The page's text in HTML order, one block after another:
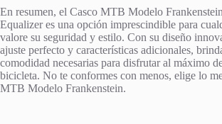
En resumen, el Casco MTB Modelo
Equalizer es una opción imprescindible para
valore su seguridad y estilo. Con su diseño
ajuste perfecto y características adicionales,
comodidad necesarias para disfrutar al máximo
bicicleta. No te conformes con menos, elige lo
MTB Modelo Frankenstein.